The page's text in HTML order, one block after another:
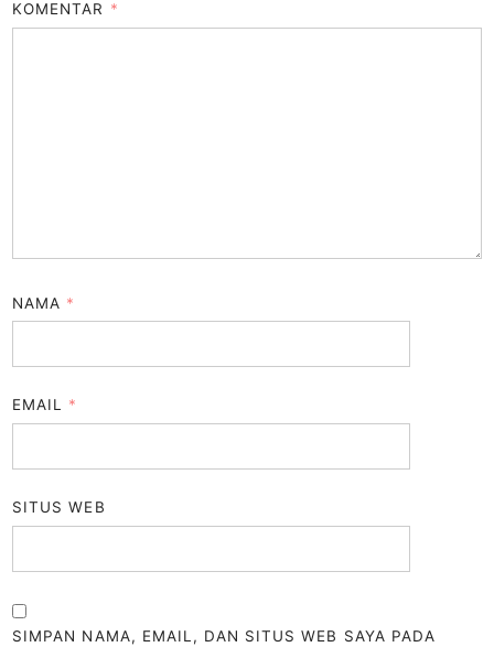
KOMENTAR *
NAMA *
EMAIL *
SITUS WEB
SIMPAN NAMA, EMAIL, DAN SITUS WEB SAYA PADA